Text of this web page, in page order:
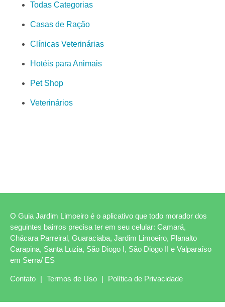
Todas Categorias
Casas de Ração
Clínicas Veterinárias
Hotéis para Animais
Pet Shop
Veterinários
O Guia Jardim Limoeiro é o aplicativo que todo morador dos
seguintes bairros precisa ter em seu celular: Camará,
Chácara Parreiral, Guaraciaba, Jardim Limoeiro, Planalto
Carapina, Santa Luzia, São Diogo I, São Diogo II e Valparaíso
em Serra/ ES
Contato | Termos de Uso | Política de Privacidade